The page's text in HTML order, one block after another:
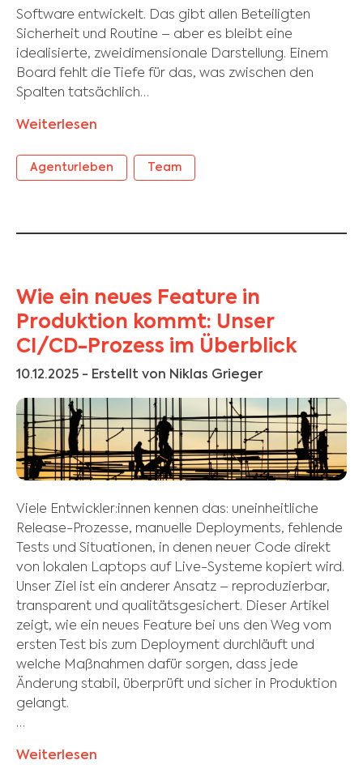
Software entwickelt. Das gibt allen Beteiligten
Sicherheit und Routine – aber es bleibt eine
idealisierte, zweidimensionale Darstellung. Einem
Board fehlt die Tiefe für das, was zwischen den
Spalten tatsächlich…
Weiterlesen
Agenturleben Team
Wie ein neues Feature in
Produktion kommt: Unser
CI/CD-Prozess im Überblick
10.12.2025 - Erstellt von Niklas Grieger
Viele Entwickler:innen kennen das: uneinheitliche
Release-Prozesse, manuelle Deployments, fehlende
Tests und Situationen, in denen neuer Code direkt
von lokalen Laptops auf Live-Systeme kopiert wird.
Unser Ziel ist ein anderer Ansatz – reproduzierbar,
transparent und qualitätsgesichert. Dieser Artikel
zeigt, wie ein neues Feature bei uns den Weg vom
ersten Test bis zum Deployment durchläuft und
welche Maßnahmen dafür sorgen, dass jede
Änderung stabil, überprüft und sicher in Produktion
gelangt.
…
Weiterlesen